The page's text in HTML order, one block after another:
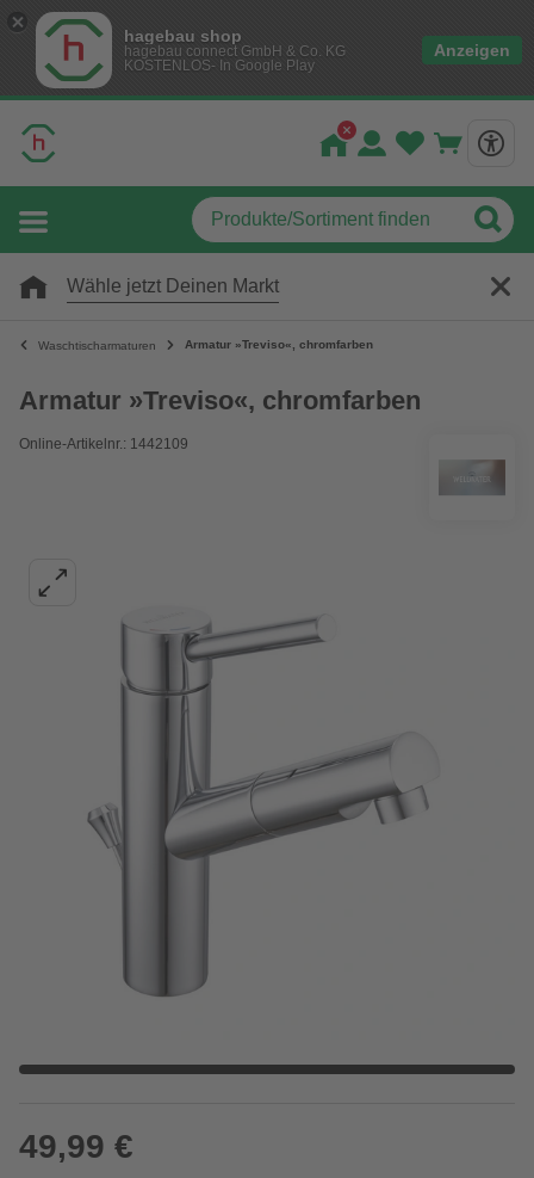
hagebau shop
hagebau connect GmbH & Co. KG
KOSTENLOS- In Google Play
Anzeigen
Wähle jetzt Deinen Markt
Waschtischarmaturen Armatur »Treviso«, chromfarben
Armatur »Treviso«, chromfarben
Online-Artikelnr.: 1442109
49,99 €